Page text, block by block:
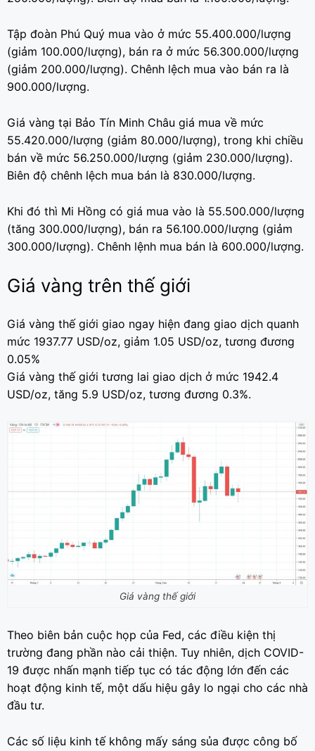
Tập đoàn Phú Quý mua vào ở mức 55.400.000/lượng
(giảm 100.000/lượng), bán ra ở mức 56.300.000/lượng
(giảm 200.000/lượng). Chênh lệch mua vào bán ra là
900.000/lượng.
Giá vàng tại Bảo Tín Minh Châu giá mua về mức
55.420.000/lượng (giảm 80.000/lượng), trong khi chiều
bán về mức 56.250.000/lượng (giảm 230.000/lượng).
Biên độ chênh lệch mua bán là 830.000/lượng.
Khi đó thì Mi Hồng có giá mua vào là 55.500.000/lượng
(tăng 300.000/lượng), bán ra 56.100.000/lượng (giảm
300.000/lượng). Chênh lệnh mua bán là 600.000/lượng.
Giá vàng trên thế giới
Giá vàng thế giới giao ngay hiện đang giao dịch quanh
mức 1937.77 USD/oz, giảm 1.05 USD/oz, tương đương
0.05%
Giá vàng thế giới tương lai giao dịch ở mức 1942.4
USD/oz, tăng 5.9 USD/oz, tương đương 0.3%.
Giá vàng thế giới
Theo biên bản cuộc họp của Fed, các điều kiện thị
trường đang phần nào cải thiện. Tuy nhiên, dịch COVID-
19 được nhấn mạnh tiếp tục có tác động lớn đến các
hoạt động kinh tế, một dấu hiệu gây lo ngại cho các nhà
đầu tư.
Các số liệu kinh tế không mấy sáng sủa được công bố